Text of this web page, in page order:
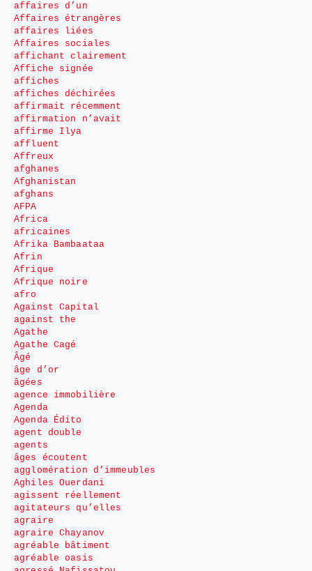
affaires d’un
Affaires étrangères
affaires liées
Affaires sociales
affichant clairement
Affiche signée
affiches
affiches déchirées
affirmait récemment
affirmation n’avait
affirme Ilya
affluent
Affreux
afghanes
Afghanistan
afghans
AFPA
Africa
africaines
Afrika Bambaataa
Afrin
Afrique
Afrique noire
afro
Against Capital
against the
Agathe
Agathe Cagé
Âgé
âge d’or
âgées
agence immobilière
Agenda
Agenda Édito
agent double
agents
âges écoutent
agglomération d’immeubles
Aghiles Ouerdani
agissent réellement
agitateurs qu’elles
agraire
agraire Chayanov
agréable bâtiment
agréable oasis